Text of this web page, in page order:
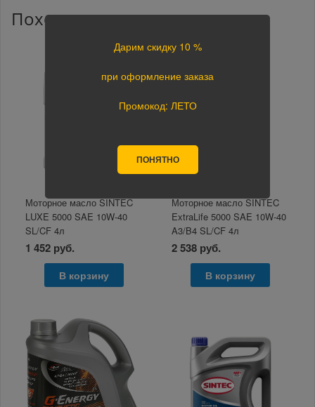
Похожие товары
Моторное масло SINTEC
LUXE 5000 SAE 10W-40
SL/CF 4л
1 452 руб.
В корзину
Моторное масло SINTEC
ExtraLife 5000 SAE 10W-40
A3/B4 SL/CF 4л
2 538 руб.
В корзину
Дарим скидку 10 %
при оформление заказа
Промокод: ЛЕТО
ПОНЯТНО